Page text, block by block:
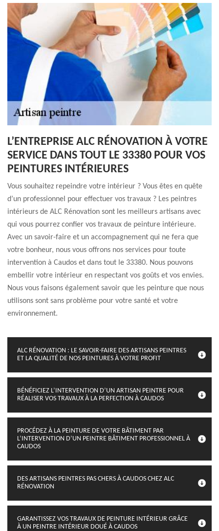
L’ENTREPRISE ALC RÉNOVATION À VOTRE
SERVICE DANS TOUT LE 33380 POUR VOS
PEINTURES INTÉRIEURES
Vous souhaitez repeindre votre intérieur ? Vous êtes en quête
d’un professionnel pour effectuer vos travaux ? Les peintres
intérieurs de ALC Rénovation sont les meilleurs artisans avec
qui vous pourrez confier vos travaux de peinture intérieure.
Avec un savoir-faire et un accompagnement qui ne fera que
votre bonheur, nous vous offrons nos services pour toute
intervention à Caudos et dans tout le 33380. Nous pouvons
embellir votre intérieur en respectant vos goûts et vos envies.
Nous vous faisons également savoir que les peinture que nous
utilisons sont sans problème pour votre santé et votre
environnement.
ALC RÉNOVATION : LE SAVOIR-FAIRE DES ARTISANS PEINTRES
ET LA QUALITÉ DE NOS PEINTURES À VOTRE PROFIT
BÉNÉFICIEZ L’INTERVENTION D’UN ARTISAN PEINTRE POUR
RÉALISER VOS TRAVAUX À LA PERFECTION À CAUDOS
PROCÉDEZ À LA PEINTURE DE VOTRE BÂTIMENT PAR
L’INTERVENTION D’UN PEINTRE BÂTIMENT PROFESSIONNEL À
CAUDOS
DES ARTISANS PEINTRES PAS CHERS À CAUDOS CHEZ ALC
RÉNOVATION
GARANTISSEZ VOS TRAVAUX DE PEINTURE INTÉRIEUR GRÂCE
À UN PEINTRE INTÉRIEUR DOUÉ À CAUDOS